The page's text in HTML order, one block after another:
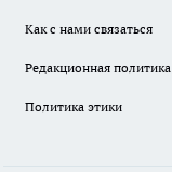
Как с нами связаться
Редакционная политика
Политика этики